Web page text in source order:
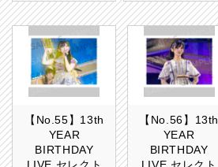
【No.55】13th
YEAR
BIRTHDAY
LIVE セレクト
【No.56】13th
YEAR
BIRTHDAY
LIVE セレクト